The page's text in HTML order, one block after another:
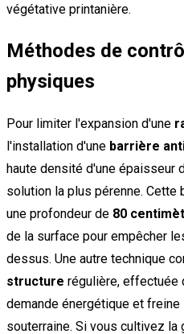
végétative printanière.
Méthodes de
physiques
Pour limiter l'expansion d'une
l'installation d'une barrière
haute densité d'une épaisseur
solution la plus pérenne. Cette
une profondeur de 80
de la surface pour empêcher
dessus. Une autre technique
structure régulière, effectuée
demande énergétique et
souterraine. Si vous cultivez la